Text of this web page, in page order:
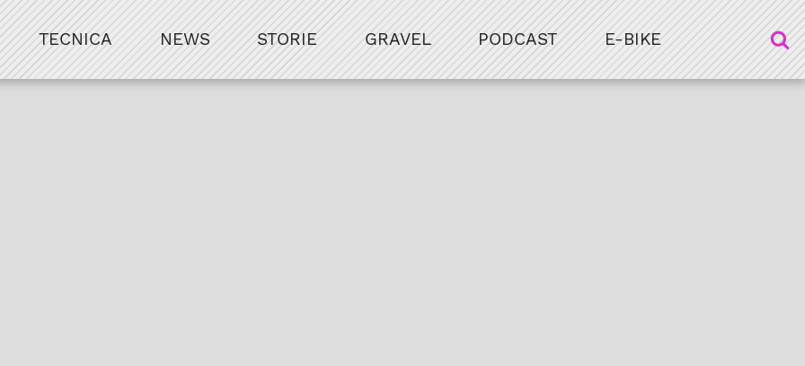
TECNICA NEWS STORIE GRAVEL PODCAST E-BIKE